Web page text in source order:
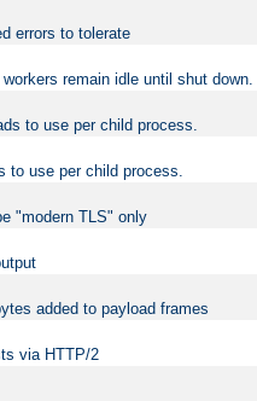
errors to tolerate
remain idle until shut down.
to use per child process.
to use per child process.
"modern TLS" only
added to payload frames
via HTTP/2